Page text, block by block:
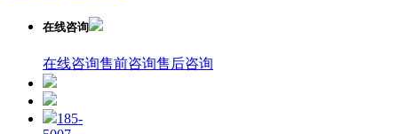
在线咨询
在线咨询售前咨询售后咨询
185-